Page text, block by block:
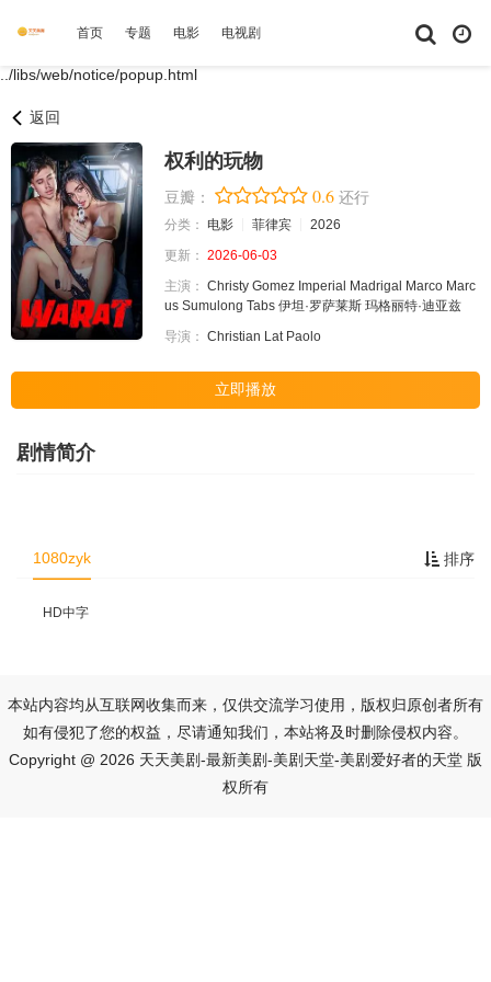
首页 专题 电影 电视剧 短剧大全 体育
../libs/web/notice/popup.html
返回
权利的玩物
豆瓣： 0.6 还行
分类： 电影 菲律宾
2026
更新： 2026-06-03
主演： Christy Gomez Imperial Madrigal Marco Marc
us Sumulong Tabs 伊坦·罗萨莱斯 玛格丽特·迪亚兹
导演： Christian Lat Paolo
立即播放
剧情简介
排序
1080zyk
HD中字
本站内容均从互联网收集而来，仅供交流学习使用，版权归原创者所有
如有侵犯了您的权益，尽请通知我们，本站将及时删除侵权内容。
Copyright @ 2026 天天美剧-最新美剧-美剧天堂-美剧爱好者的天堂 版
权所有